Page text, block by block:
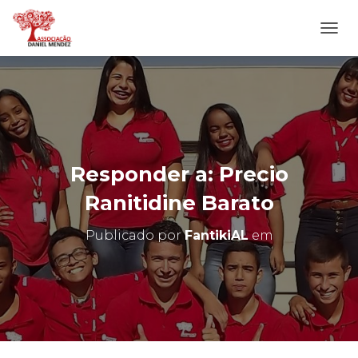
L
T
E
R
N
A
N
A
E
G
O
Responder a: Precio
Ranitidine Barato
Publicado porFantikiALem